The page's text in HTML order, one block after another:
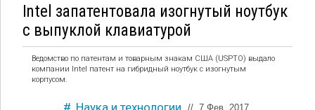
Intel запатентовала изогнутый ноутбук
с выпуклой клавиатурой
Ведомство по патентам и товарным знакам США (USPTO) выдало
компании Intel патент на гибридный ноутбук с изогнутым
корпусом.
// 7 Фев, 2017